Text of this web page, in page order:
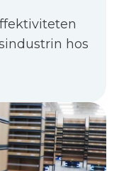
hos